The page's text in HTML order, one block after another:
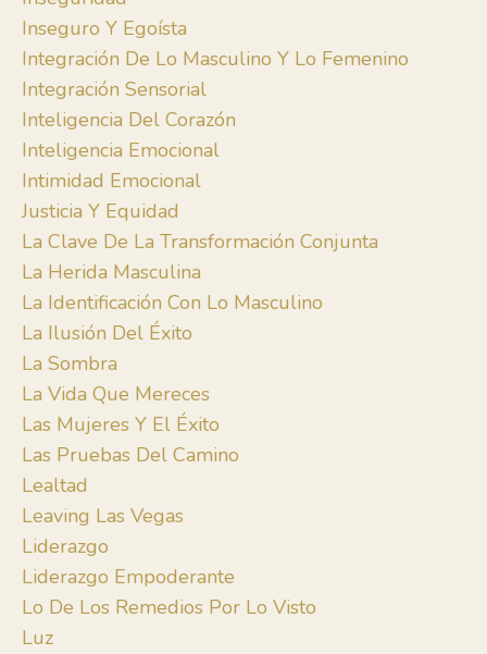
Inseguro Y Egoísta
Integración De Lo Masculino Y Lo Femenino
Integración Sensorial
Inteligencia Del Corazón
Inteligencia Emocional
Intimidad Emocional
Justicia Y Equidad
La Clave De La Transformación Conjunta
La Herida Masculina
La Identificación Con Lo Masculino
La Ilusión Del Éxito
La Sombra
La Vida Que Mereces
Las Mujeres Y El Éxito
Las Pruebas Del Camino
Lealtad
Leaving Las Vegas
Liderazgo
Liderazgo Empoderante
Lo De Los Remedios Por Lo Visto
Luz